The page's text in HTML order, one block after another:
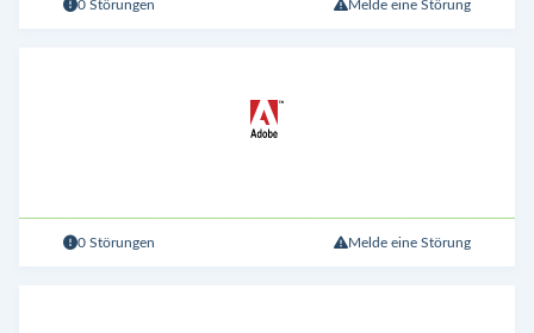
0 Störungen Melde eine Störung
0 Störungen Melde eine Störung